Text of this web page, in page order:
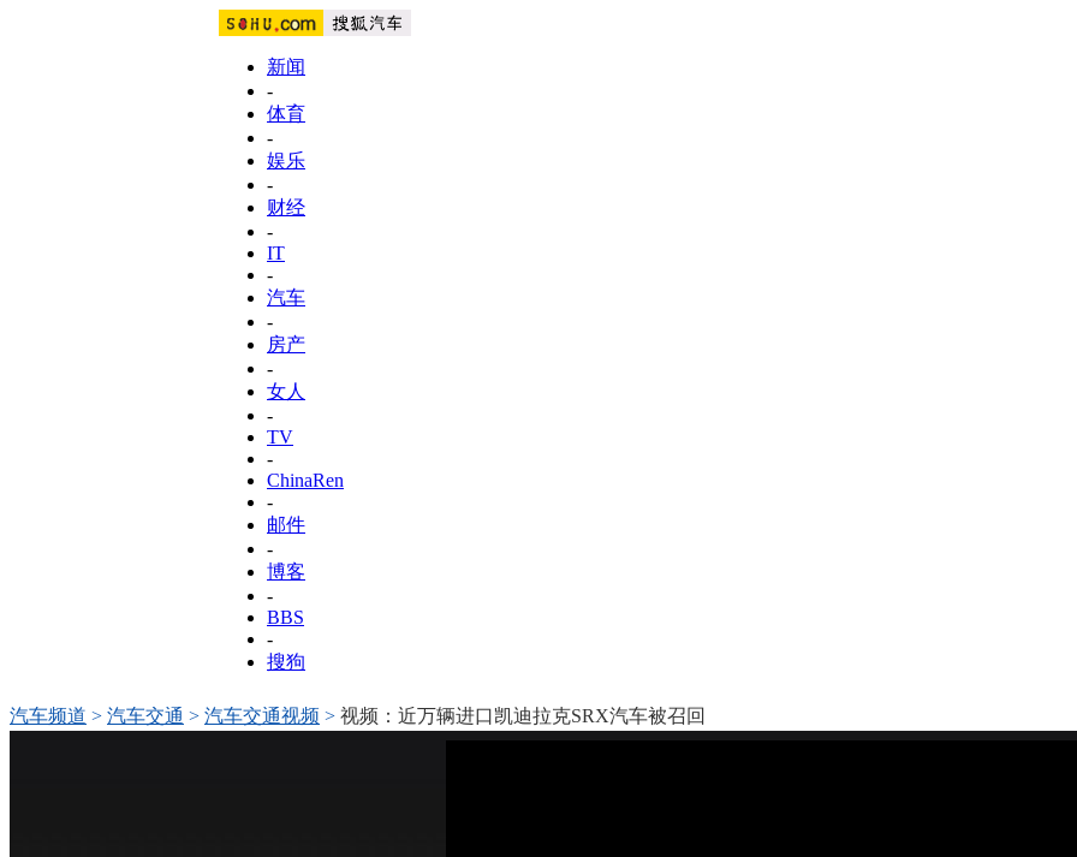
新闻
-
体育
-
娱乐
-
财经
-
IT
-
汽车
-
房产
-
女人
-
TV
-
ChinaRen
-
邮件
-
博客
-
BBS
-
搜狗
汽车频道 > 汽车交通 > 汽车交通视频 > 视频：近万辆进口凯迪拉克SRX汽车被召回